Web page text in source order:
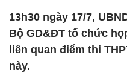
13h30 ngày 17/7,
Bộ GD&ĐT tổ chức
liên quan điểm thi
này.